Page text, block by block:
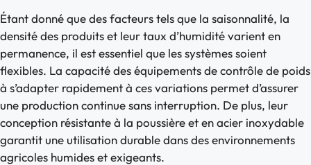
Étant donné que des facteurs tels que la saisonnalité, la
densité des produits et leur taux d’humidité varient en
permanence, il est essentiel que les systèmes soient
flexibles. La capacité des équipements de contrôle de poids
à s’adapter rapidement à ces variations permet d’assurer
une production continue sans interruption. De plus, leur
conception résistante à la poussière et en acier inoxydable
garantit une utilisation durable dans des environnements
agricoles humides et exigeants.